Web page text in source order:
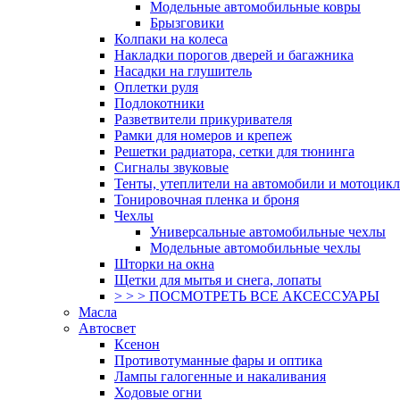
Модельные автомобильные ковры
Брызговики
Колпаки на колеса
Накладки порогов дверей и багажника
Насадки на глушитель
Оплетки руля
Подлокотники
Разветвители прикуривателя
Рамки для номеров и крепеж
Решетки радиатора, сетки для тюнинга
Сигналы звуковые
Тенты, утеплители на автомобили и
Тонировочная пленка и броня
Чехлы
Универсальные автомобильные чехлы
Модельные автомобильные чехлы
Шторки на окна
Щетки для мытья и снега, лопаты
> > > ПОСМОТРЕТЬ ВСЕ АКСЕССУАРЫ
Масла
Автосвет
Ксенон
Противотуманные фары и оптика
Лампы галогенные и накаливания
Ходовые огни